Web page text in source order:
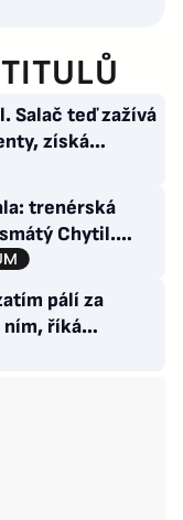
Salač teď zažívá
získá
trenérská
Chytil.
pálí za
ním, říká
padl